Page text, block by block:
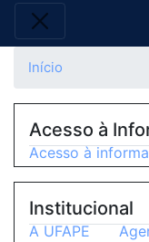
Início
Acesso à
Acesso à
Institucional
A UFAPE